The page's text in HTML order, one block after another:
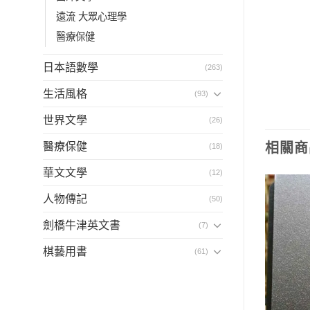
遠流 大眾心理學
醫療保健
日本語數學 (263)
生活風格 (93)
世界文學 (26)
醫療保健 (18)
華文文學 (12)
人物傳記 (50)
劍橋牛津英文書 (7)
棋藝用書 (61)
相關